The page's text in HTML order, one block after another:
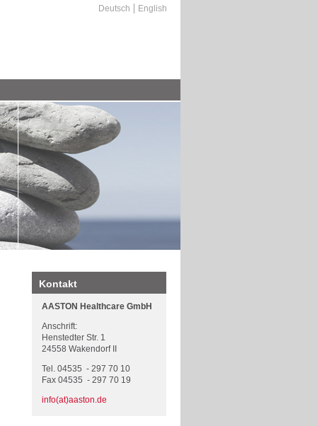
Deutsch English
Kontakt
AASTON Healthcare GmbH
Anschrift:
Henstedter Str. 1
24558 Wakendorf II
Tel. 04535 - 297 70 10
Fax 04535 - 297 70 19
info(at)aaston.de